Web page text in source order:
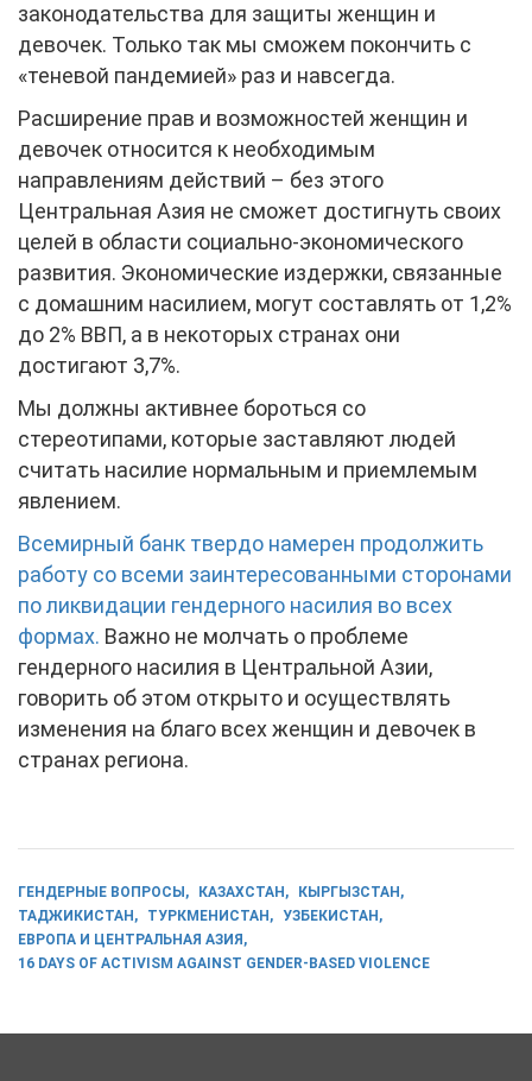
законодательства для защиты женщин и
девочек. Только так мы сможем покончить с
«теневой пандемией» раз и навсегда.
Расширение прав и возможностей женщин и
девочек относится к необходимым
направлениям действий – без этого
Центральная Азия не сможет достигнуть своих
целей в области социально-экономического
развития. Экономические издержки, связанные
с домашним насилием, могут составлять от 1,2%
до 2% ВВП, а в некоторых странах они
достигают 3,7%.
Мы должны активнее бороться со
стереотипами, которые заставляют людей
считать насилие нормальным и приемлемым
явлением.
Всемирный банк твердо намерен продолжить
работу со всеми заинтересованными сторонами
по ликвидации гендерного насилия во всех
формах. Важно не молчать о проблеме
гендерного насилия в Центральной Азии,
говорить об этом открыто и осуществлять
изменения на благо всех женщин и девочек в
странах региона.
ГЕНДЕРНЫЕ ВОПРОСЫ КАЗАХСТАН
КЫРГЫЗСТАН
ТАДЖИКИСТАН
ТУРКМЕНИСТАН
УЗБЕКИСТАН
ЕВРОПА И ЦЕНТРАЛЬНАЯ АЗИЯ
16 DAYS OF ACTIVISM AGAINST GENDER-BASED VIOLENCE